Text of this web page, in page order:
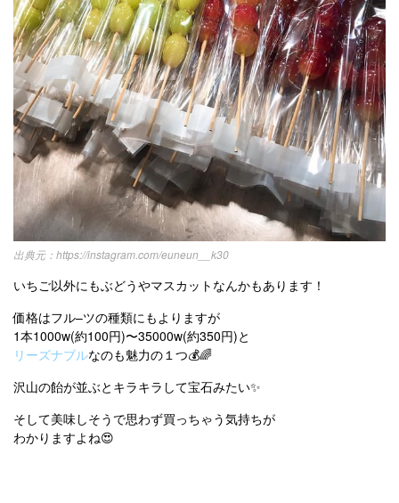
https://instagram.com/euneun__k30
いちご以外にもぶどうやマスカットなんかもあります！
価格はフル–ツの種類にもよりますが
1本1000w(約100円)〜35000w(約350円)と
リーズナブルなのも魅力の１つ💰🌈
沢山の飴が並ぶとキラキラして宝石みたい✨
そして美味しそうで思わず買っちゃう気持ちが
わかりますよね😍